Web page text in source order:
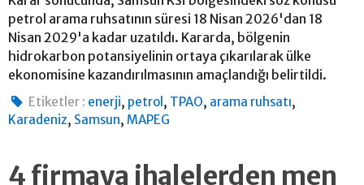
petrol arama ruhsatının süresi 18 Nisan 2026'dan 18
Nisan 2029'a kadar uzatıldı. Kararda, bölgenin
hidrokarbon potansiyelinin ortaya çıkarılarak ülke
ekonomisine kazandırılmasının amaçlandığı belirtildi.
Etiketler : enerji, petrol , TPAO, arama ruhsatı,
Karadeniz, Samsun, MAPEG
4 firmaya ihalelerden men